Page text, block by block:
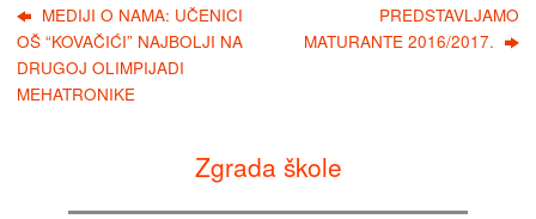
MEDIJI O NAMA: UČENICI
OŠ “KOVAČIĆI” NAJBOLJI NA
DRUGOJ OLIMPIJADI
MEHATRONIKE
PREDSTAVLJAMO
MATURANTE 2016/2017.
Zgrada škole